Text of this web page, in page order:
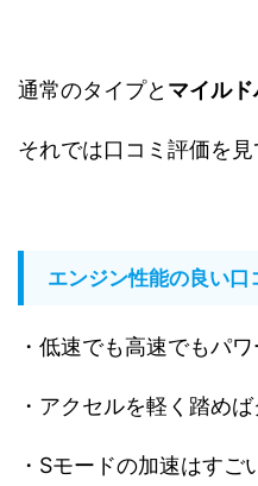
通常のタイプと マイル
それでは口コミ評価を見
エンジン性能の良い口
・低速でも高速でもパ
・アクセルを軽く踏め
・Sモードの加速はすご